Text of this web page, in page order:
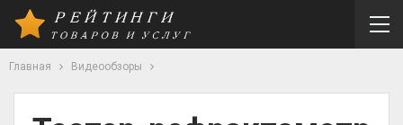
Главная Видеообзоры